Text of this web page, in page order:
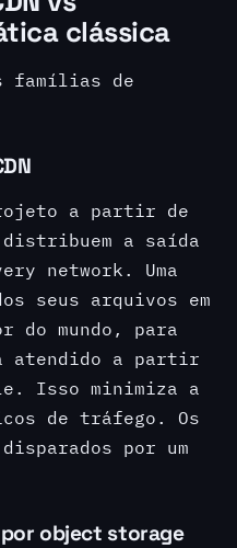
clássica
famílias de
a partir de
a saída
network. Uma
seus arquivos em
do mundo, para
atendido a partir
Isso minimiza a
de tráfego. Os
por um
object storage